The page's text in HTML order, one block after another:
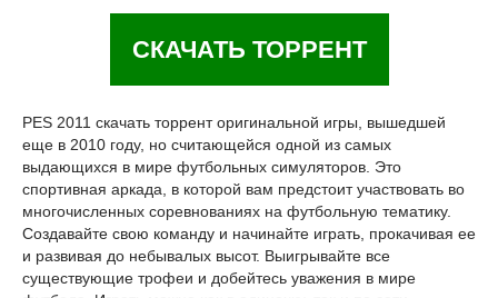
СКАЧАТЬ ТОРРЕНТ
PES 2011 скачать торрент оригинальной игры, вышедшей
еще в 2010 году, но считающейся одной из самых
выдающихся в мире футбольных симуляторов. Это
спортивная аркада, в которой вам предстоит участвовать во
многочисленных соревнованиях на футбольную тематику.
Создавайте свою команду и начинайте играть, прокачивая ее
и развивая до небывалых высот. Выигрывайте все
существующие трофеи и добейтесь уважения в мире